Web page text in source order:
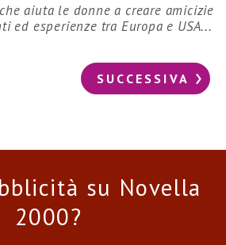
aiuta le donne a creare amicizie
ed esperienze tra Europa e USA...
SUCCESSIVA
su Novella
2000?